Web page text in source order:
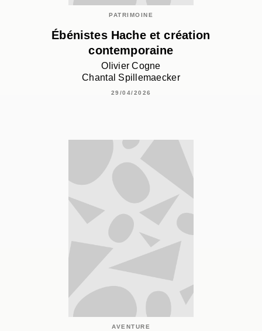
PATRIMOINE
Ébénistes Hache et création
contemporaine
Olivier Cogne
Chantal Spillemaecker
29/04/2026
AVENTURE